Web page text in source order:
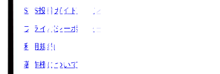
SNS投稿ガイドライン
プライバシーポリシー
利用規約
著作権について